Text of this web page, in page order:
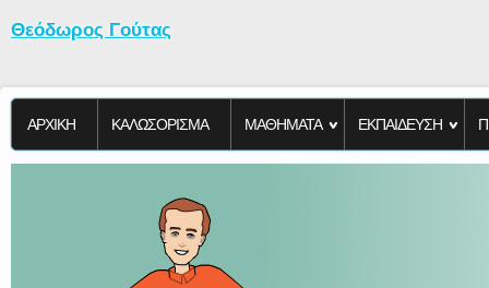
Θεόδωρος Γούτας
ΑΡΧΙΚΗ KΑΛΩΣΟΡΙΣΜΑ ΜΑΘΗΜΑΤΑ ΕΚΠΑΙΔΕΥΣΗ